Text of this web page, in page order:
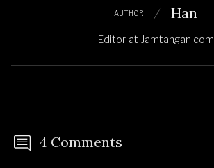
AUTHOR Han
Editor at Jamtangan.com
4 Comments